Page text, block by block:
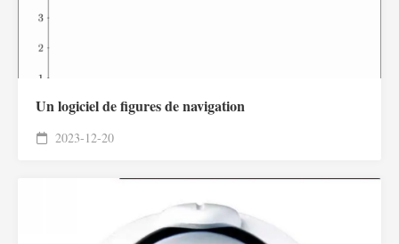
Un logiciel de figures de navigation
2023-12-20